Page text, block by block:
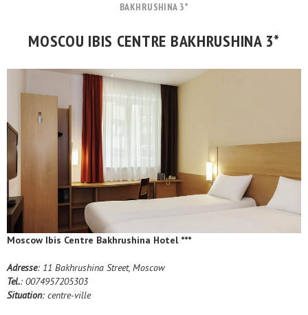
BAKHRUSHINA 3*
MOSCOU IBIS CENTRE BAKHRUSHINA 3*
Moscow Ibis Centre Bakhrushina Hotel ***
Adresse: 11 Bakhrushina Street, Moscow
Tel.: 0074957205303
Situation: centre-ville